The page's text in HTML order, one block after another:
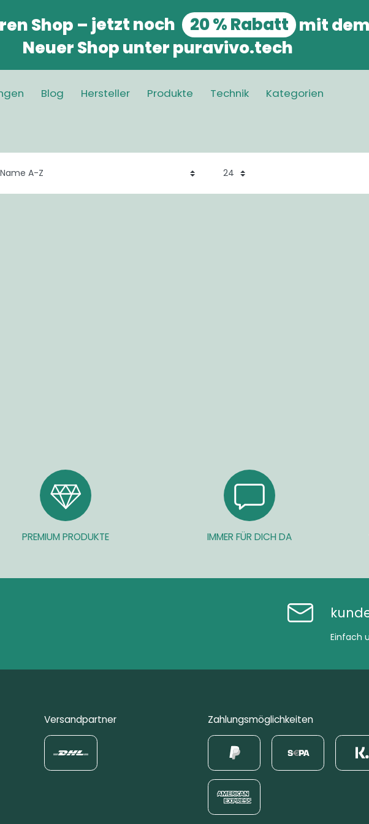
Shop – jetzt noch 20 % Rabatt mit
Neuer Shop unter puravivo.tech
Blog Hersteller Produkte Technik Kategorien
PREMIUM PRODUKTE IMMER FÜR DICH DA
Einfach
Versandpartner Zahlungsmöglichkeiten